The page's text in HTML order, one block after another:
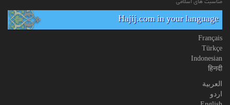
مناسبت های اسلامی
Hajij.com in your language
Français
Türkçe
Indonesian
हिनदी
العربیة
اردو